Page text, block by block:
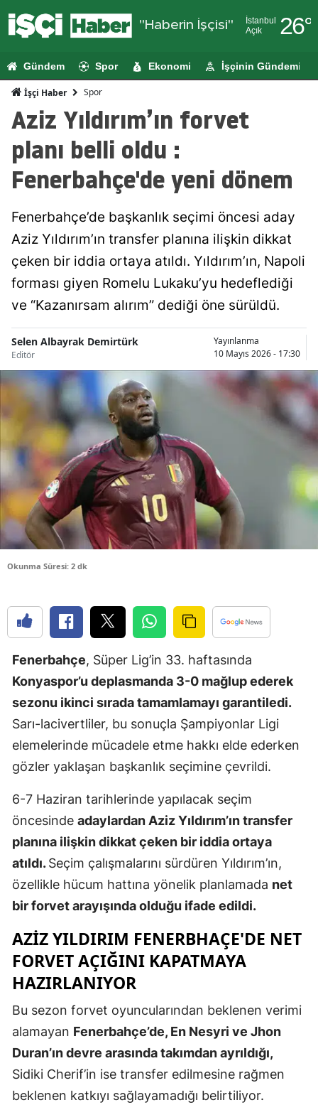
"Haberin İşçisi"
İstanbul
Açık
26°
Adıyaman
Ankara
Antalya
Artvin
Aydın
Balıkesir
Bitlis
Bolu
Çanakkale
Diyarbakır
Elazığ
Erzincan
Erzurum
Eskişehir
Giresun
Gümüşhane
Hakkari
Isparta
İstanbul
İzmir
Kars
Kastamonu
Gündem Spor Ekonomi İşçinin Gündemi
İşçi Haber Spor
Aziz Yıldırım’ın forvet
planı belli oldu :
Fenerbahçe'de yeni dönem
Fenerbahçe’de başkanlık seçimi öncesi aday
Aziz Yıldırım’ın transfer planına ilişkin dikkat
çeken bir iddia ortaya atıldı. Yıldırım’ın, Napoli
forması giyen Romelu Lukaku’yu hedeflediği
ve “Kazanırsam alırım” dediği öne sürüldü.
Selen Albayrak Demirtürk
Editör
Yayınlanma
10 Mayıs 2026 - 17:30
Okunma Süresi: 2 dk
Fenerbahçe, Süper Lig’in 33. haftasında
Konyaspor’u deplasmanda 3-0 mağlup ederek
sezonu ikinci sırada tamamlamayı garantiledi.
Sarı-lacivertliler, bu sonuçla Şampiyonlar Ligi
elemelerinde mücadele etme hakkı elde ederken
gözler yaklaşan başkanlık seçimine çevrildi.
6-7 Haziran tarihlerinde yapılacak seçim
öncesinde adaylardan Aziz Yıldırım’ın transfer
planına ilişkin dikkat çeken bir iddia ortaya
atıldı.Seçim çalışmalarını sürdüren Yıldırım’ın,
özellikle hücum hattına yönelik planlamada net
bir forvet arayışında olduğu ifade edildi.
AZIZ YILDIRIM FENERBHAÇE'DE NET
FORVET AÇIĞINI KAPATMAYA
HAZIRLANIYOR
Bu sezon forvet oyuncularından beklenen verimi
alamayan Fenerbahçe’de, En Nesyri ve Jhon
Duran’ın devre arasında takımdan ayrıldığı,
Sidiki Cherif’in ise transfer edilmesine rağmen
beklenen katkıyı sağlayamadığı belirtiliyor.